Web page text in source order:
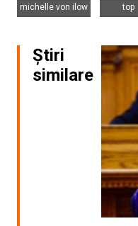
michelle von ilow
top
Știri
similare